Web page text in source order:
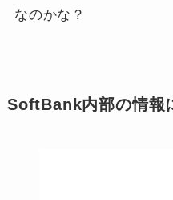
なのかな？
SoftBank内部の情報